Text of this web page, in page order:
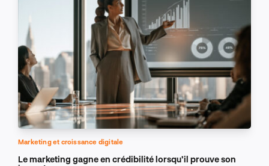
Marketing et croissance digitale
Le marketing gagne en crédibilité lorsqu’il prouve son